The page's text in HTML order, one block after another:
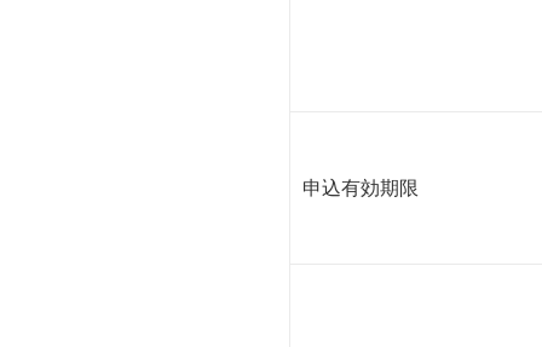
申込有効期限